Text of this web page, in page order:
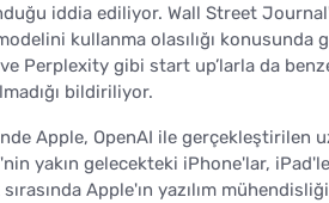
iddia ediliyor. Wall Street
kullanma olasılığı
Perplexity gibi start up’larla da
bildiriliyor.
Apple, OpenAI ile
yakın gelecekteki iPhone'lar,
Apple'ın yazılım